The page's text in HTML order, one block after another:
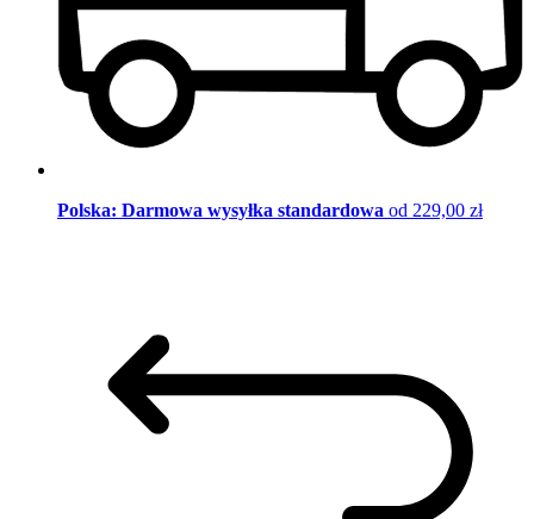
Polska: Darmowa wysyłka standardowa od 229,00 zł